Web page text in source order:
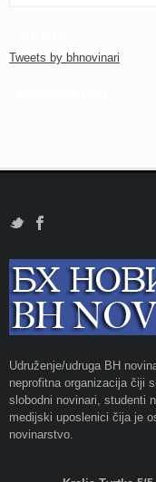
Tweets by bhnovinari
Udruženje/udruga BH
neprofitna organizacija čiji
slobodni novinari, studenti
medijski uposlenici čija je
novinarstvo.